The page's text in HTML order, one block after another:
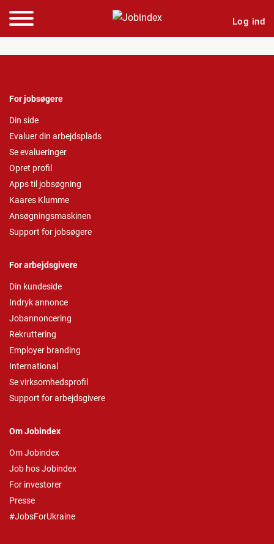
Log ind
For jobsøgere
Din side
Evaluer din arbejdsplads
Se evalueringer
Opret profil
Apps til jobsøgning
Kaares Klumme
Ansøgningsmaskinen
Support for jobsøgere
For arbejdsgivere
Din kundeside
Indryk annonce
Jobannoncering
Rekruttering
Employer branding
International
Se virksomhedsprofil
Support for arbejdsgivere
Om Jobindex
Om Jobindex
Job hos Jobindex
For investorer
Presse
#JobsForUkraine